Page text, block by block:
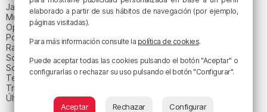
Jaialdi 2025
Música
Opinión
Política
Radio Popular-Herri Irratia
Social y religión
Sociedad
Tecnología
Triple B
Última hora
elaborado a partir de sus hábitos de navegación (por ejemplo,
páginas visitadas).
Para más información consulte la política de cookies.
Puede aceptar todas las cookies pulsando el botón "Aceptar" o
configurarlas o rechazar su uso pulsando el botón "Configurar".
Aceptar Rechazar Configurar